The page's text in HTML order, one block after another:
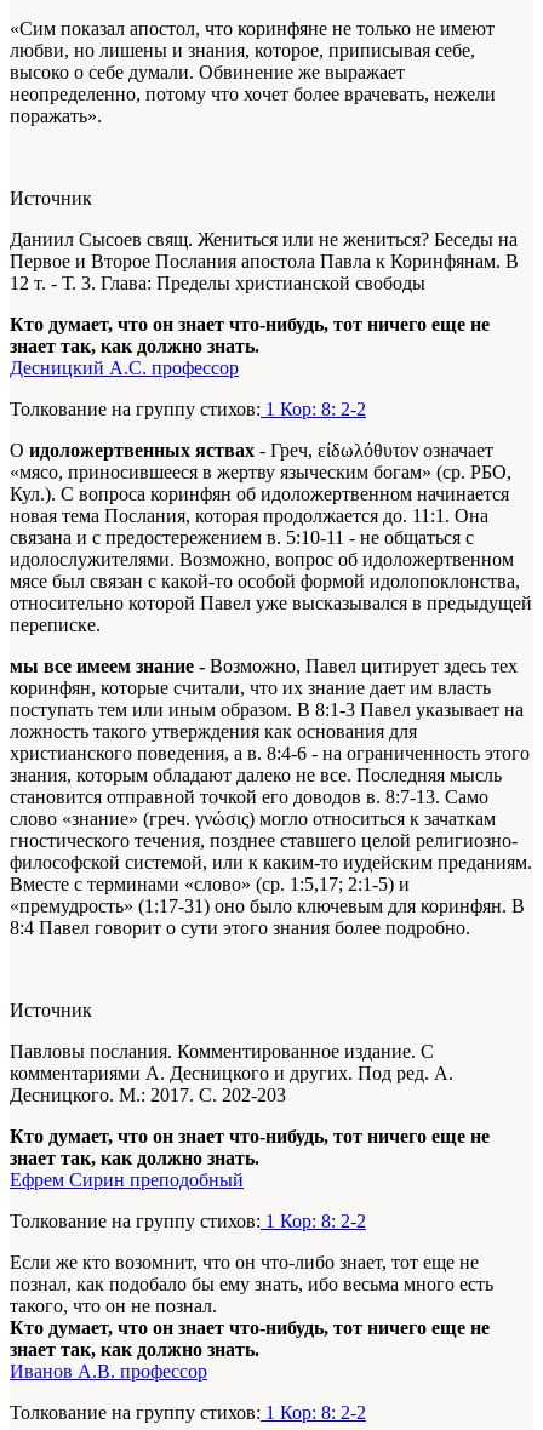
«Сим показал апостол, что коринфяне не только не имеют
любви, но лишены и знания, которое, приписывая себе,
высоко о себе думали. Обвинение же выражает
неопределенно, потому что хочет более врачевать, нежели
поражать».
Источник
Даниил Сысоев свящ. Жениться или не жениться? Беседы на
Первое и Второе Послания апостола Павла к Коринфянам. В
12 т. - Т. 3. Глава: Пределы христианской свободы
Кто думает, что он знает что-нибудь, тот ничего еще не
знает так, как должно знать.
Десницкий А.С. профессор
Толкование на группу стихов: 1 Кор: 8: 2-2
О идоложертвенных яствах - Греч, είδωλόθυτον означает
«мясо, приносившееся в жертву языческим богам» (ср. РБО,
Кул.). С вопроса коринфян об идоложертвенном начинается
новая тема Послания, которая продолжается до. 11:1. Она
связана и с предостережением в. 5:10-11 - не общаться с
идолослужителями. Возможно, вопрос об идоложертвенном
мясе был связан с какой-то особой формой идолопоклонства,
относительно которой Павел уже высказывался в предыдущей
переписке.
мы все имеем знание - Возможно, Павел цитирует здесь тех
коринфян, которые считали, что их знание дает им власть
поступать тем или иным образом. В 8:1-3 Павел указывает на
ложность такого утверждения как основания для
христианского поведения, а в. 8:4-6 - на ограниченность этого
знания, которым обладают далеко не все. Последняя мысль
становится отправной точкой его доводов в. 8:7-13. Само
слово «знание» (греч. γνώσις) могло относиться к зачаткам
гностического течения, позднее ставшего целой религиозно-
философской системой, или к каким-то иудейским преданиям.
Вместе с терминами «слово» (ср. 1:5,17; 2:1-5) и
«премудрость» (1:17-31) оно было ключевым для коринфян. В
8:4 Павел говорит о сути этого знания более подробно.
Источник
Павловы послания. Комментированное издание. С
комментариями А. Десницкого и других. Под ред. А.
Десницкого. М.: 2017. С. 202-203
Кто думает, что он знает что-нибудь, тот ничего еще не
знает так, как должно знать.
Ефрем Сирин преподобный
Толкование на группу стихов: 1 Кор: 8: 2-2
Если же кто возомнит, что он что-либо знает, тот еще не
познал, как подобало бы ему знать, ибо весьма много есть
такого, что он не познал.
Кто думает, что он знает что-нибудь, тот ничего еще не
знает так, как должно знать.
Иванов А.В. профессор
Толкование на группу стихов: 1 Кор: 8: 2-2